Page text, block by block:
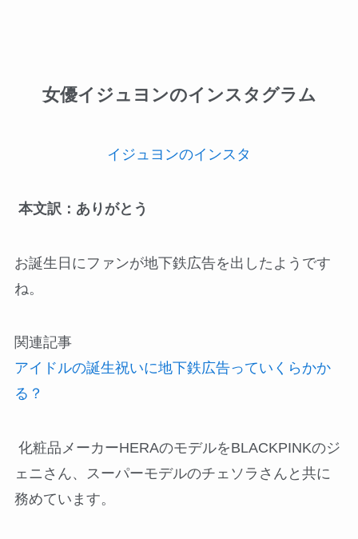
女優イジュヨンのインスタグラム
イジュヨンのインスタ
本文訳：ありがとう
お誕生日にファンが地下鉄広告を出したようです
ね。
関連記事
アイドルの誕生祝いに地下鉄広告っていくらかか
る？
化粧品メーカーHERAのモデルをBLACKPINKのジ
ェニさん、スーパーモデルのチェソラさんと共に
務めています。